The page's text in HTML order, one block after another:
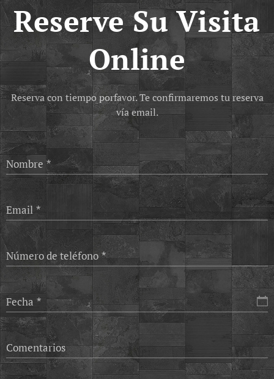
Reserve Su Visita
Online
Reserva con tiempo porfavor. Te confirmaremos tu reserva
vía email.
Nombre
Email
Número de teléfono
Fecha
Comentarios